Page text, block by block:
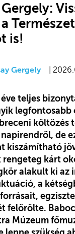
is!
Gergely |
teljes
legfontosabb
költözés
de
kiszámítható
rengeteg kárt
alakult ki az
a
felőrölte.
Múzeum